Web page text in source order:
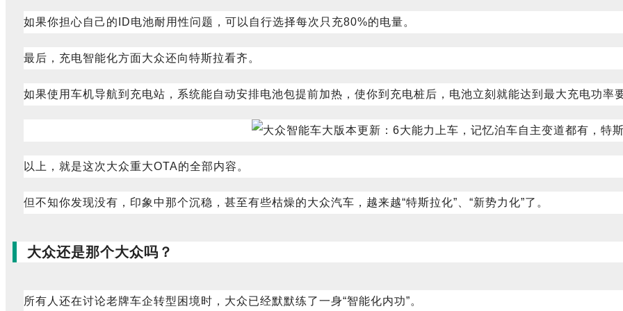
如果你担心自己的ID电池耐用性问题，可以自行选择每次只充80%的电量。
最后，充电智能化方面大众还向特斯拉看齐。
如果使用车机导航到充电站，系统能自动安排电池包提前加热，使你到充电桩后，电池立刻就能达到最大充电功率
以上，就是这次大众重大OTA的全部内容。
但不知你发现没有，印象中那个沉稳，甚至有些枯燥的大众汽车，越来越“特斯拉化”、“新势力化”了。
大众还是那个大众吗？
所有人还在讨论老牌车企转型困境时，大众已经默默练了一身“智能化内功”。